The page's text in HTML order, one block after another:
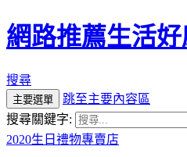
網路推薦生活
搜尋
主要選單
跳至主要內容區
搜尋關鍵字:
2020生日禮物專賣店